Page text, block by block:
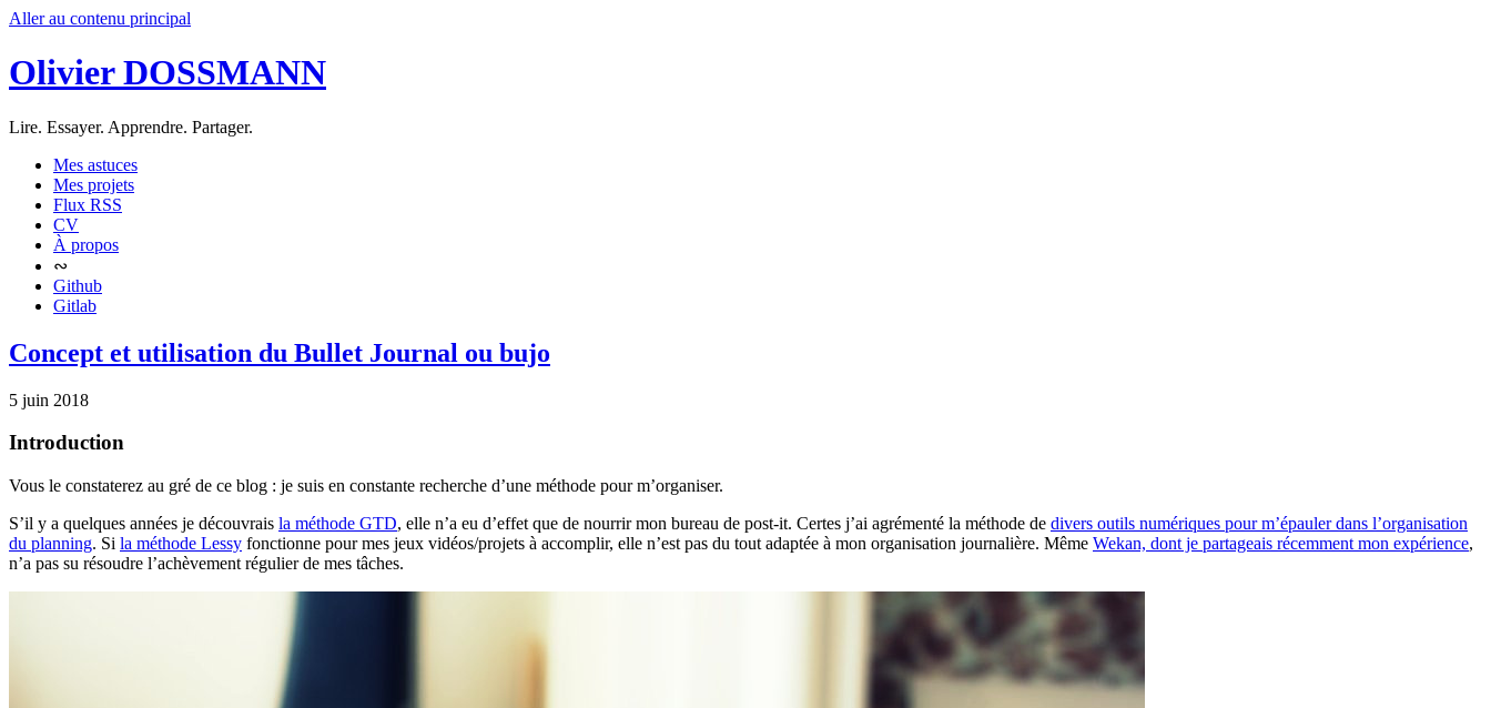
Aller au contenu principal
Olivier DOSSMANN
Lire. Essayer. Apprendre. Partager.
Mes astuces
Mes projets
Flux RSS
CV
À propos
∾
Github
Gitlab
Concept et utilisation du Bullet Journal ou bujo
5 juin 2018
Introduction
Vous le constaterez au gré de ce blog : je suis en constante recherche d’une méthode pour m’organiser.
S’il y a quelques années je découvrais la méthode GTD, elle n’a eu d’effet que de nourrir mon bureau de post-it. Certes j’ai agrémenté la méthode de divers outils numériques pour m’épauler dans l’organisation
du planning. Si la méthode Lessy fonctionne pour mes jeux vidéos/projets à accomplir, elle n’est pas du tout adaptée à mon organisation journalière. Même Wekan, dont je partageais récemment mon expérience,
n’a pas su résoudre l’achèvement régulier de mes tâches.